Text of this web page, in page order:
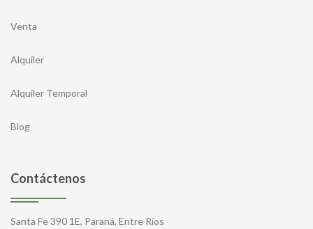
Venta
Alquiler
Alquiler Temporal
Blog
Contáctenos
Santa Fe 390 1E, Paraná, Entre Ríos